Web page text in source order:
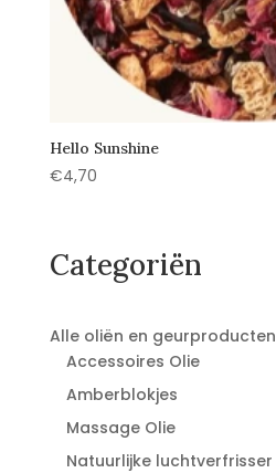
Hello Sunshine
€4,70
Categoriën
Alle oliën en geurproducten
Accessoires Olie
Amberblokjes
Massage Olie
Natuurlijke luchtverfrisser